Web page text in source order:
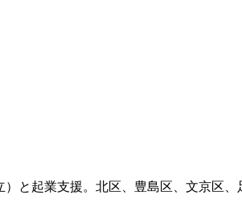
と起業支援。北区、豊島区、文京区